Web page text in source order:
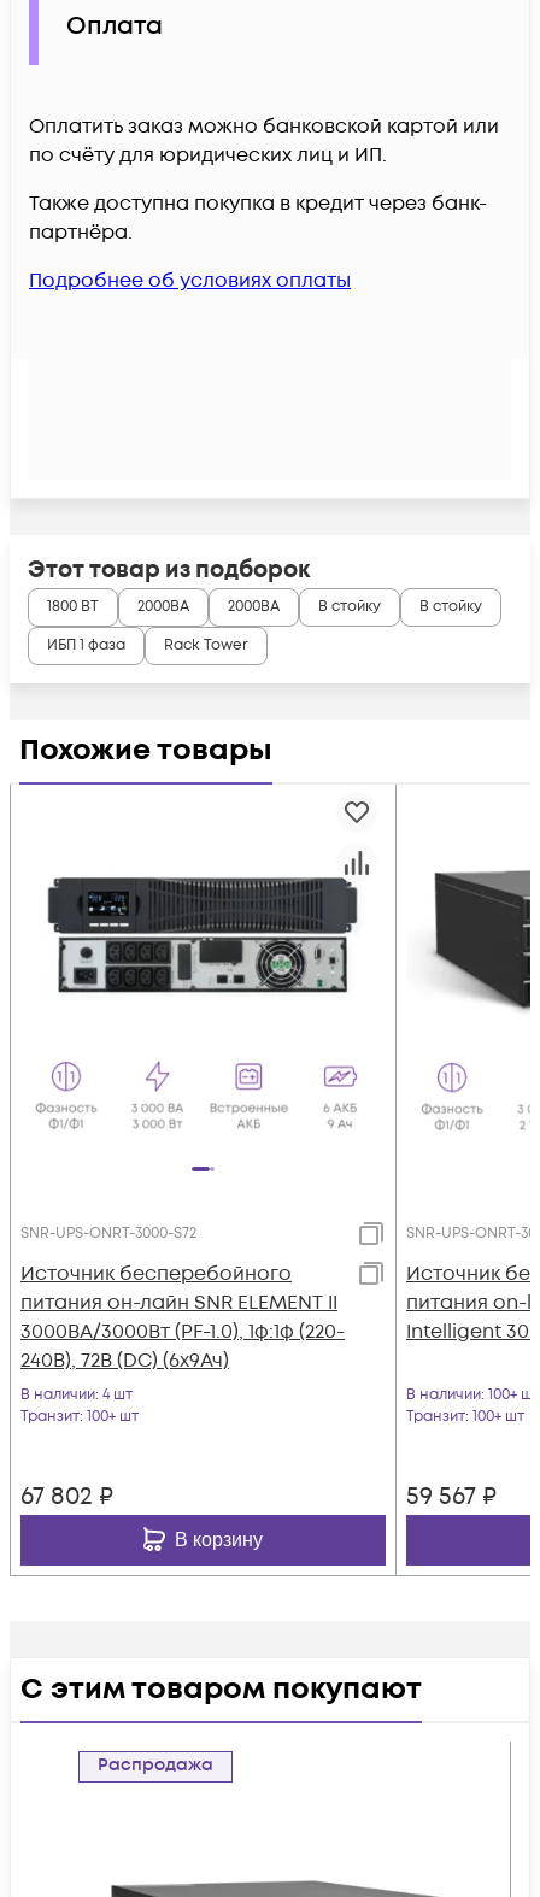
Оплата
Оплатить заказ можно банковской картой или
по счёту для юридических лиц и ИП.
Также доступна покупка в кредит через банк-
партнёра.
Подробнее об условиях оплаты
Этот товар из подборок
1800 ВТ 2000ВА 2000ВА В стойку
В стойку
ИБП 1 фаза
Rack Tower
Похожие товары
SNR-UPS-ONRT-3000-S72
Источник бесперебойного
питания он-лайн SNR ELEMENT II
3000ВА/3000Вт (PF-1.0), 1ф:1ф (220-
240В), 72В (DC) (6x9Ач)
В наличии: 4 шт
Транзит: 100+ шт
67 802 ₽
В корзину
SNR-UPS-ONRT-
Источник
питания on-
Intelligent
В наличии: 100+ шт
Транзит: 100+ шт
59 567 ₽
С этим товаром покупают
Распродажа